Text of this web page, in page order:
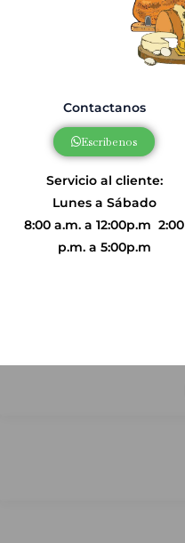
Contactanos
Escribenos
Servicio al cliente:
Lunes a Sábado
8:00 a.m. a 12:00p.m 2:00
p.m. a 5:00p.m